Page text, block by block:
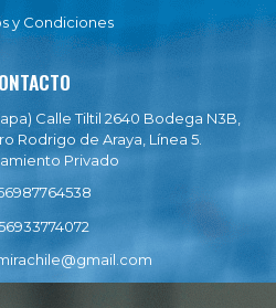
y Condiciones
Calle Tiltil 2640 Bodega N3B,
Rodrigo de Araya, Línea 5.
Privado